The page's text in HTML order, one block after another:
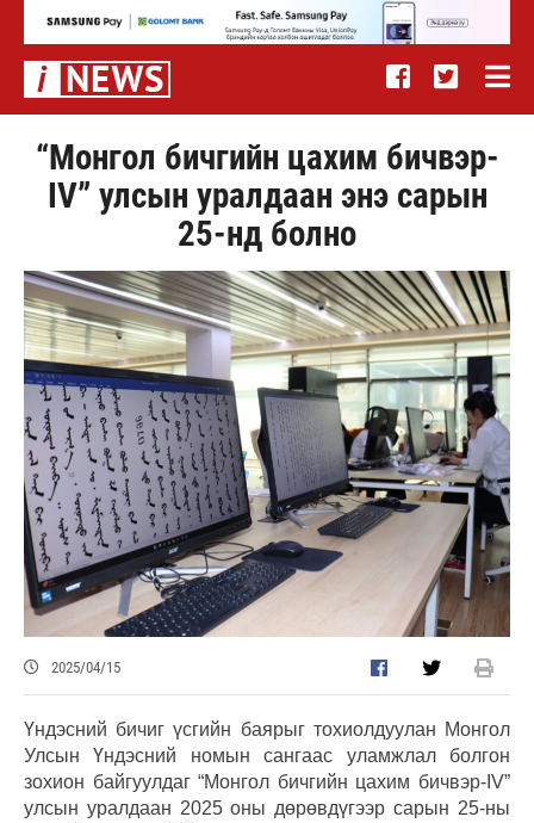
“Монгол бичгийн цахим бичвэр-
IV” улсын уралдаан энэ сарын
25-нд болно
2025/04/15
Үндэсний бичиг үсгийн баярыг тохиолдуулан Монгол
Улсын Үндэсний номын сангаас уламжлал болгон
зохион байгуулдаг “Монгол бичгийн цахим бичвэр-IV”
улсын уралдаан 2025 оны дөрөвдүгээр сарын 25-ны